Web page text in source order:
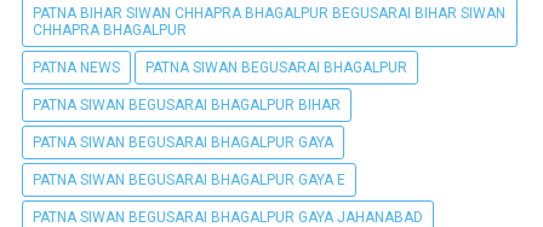
PATNA BIHAR SIWAN CHHAPRA BHAGALPUR BEGUSARAI BIHAR SIWAN
CHHAPRA BHAGALPUR
PATNA NEWS PATNA SIWAN BEGUSARAI BHAGALPUR
PATNA SIWAN BEGUSARAI BHAGALPUR BIHAR
PATNA SIWAN BEGUSARAI BHAGALPUR GAYA
PATNA SIWAN BEGUSARAI BHAGALPUR GAYA E
PATNA SIWAN BEGUSARAI BHAGALPUR GAYA JAHANABAD